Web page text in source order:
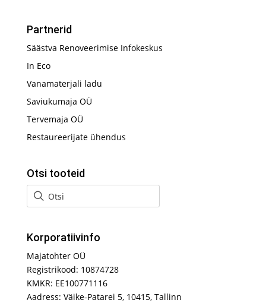
Partnerid
Säästva Renoveerimise Infokeskus
In Eco
Vanamaterjali ladu
Saviukumaja OÜ
Tervemaja OÜ
Restaureerijate ühendus
Otsi tooteid
Korporatiivinfo
Majatohter OÜ
Registrikood: 10874728
KMKR: EE100771116
Aadress: Väike-Patarei 5, 10415, Tallinn